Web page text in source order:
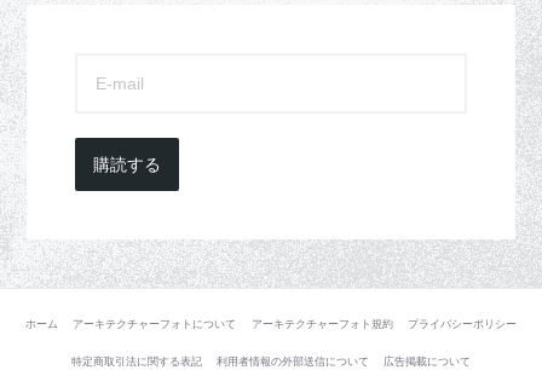
購読する
ホーム アーキテクチャーフォトについて アーキテクチャーフォト規約 プライバシーポリシー
特定商取引法に関する表記 利用者情報の外部送信について 広告掲載について